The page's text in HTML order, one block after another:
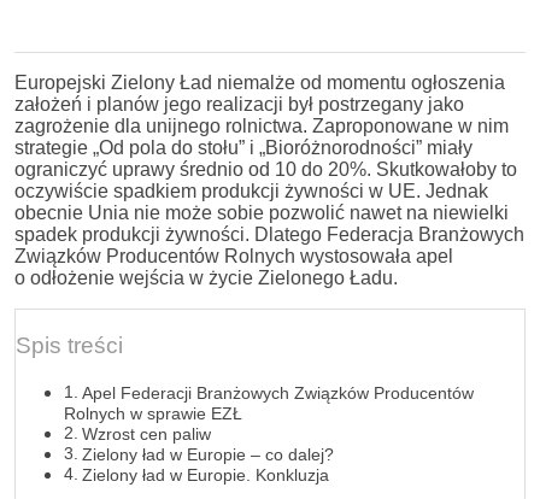
Europejski Zielony Ład niemalże od momentu ogłoszenia
założeń i planów jego realizacji był postrzegany jako
zagrożenie dla unijnego rolnictwa. Zaproponowane w nim
strategie „Od pola do stołu” i „Bioróżnorodności” miały
ograniczyć uprawy średnio od 10 do 20%. Skutkowałoby to
oczywiście spadkiem produkcji żywności w UE. Jednak
obecnie Unia nie może sobie pozwolić nawet na niewielki
spadek produkcji żywności. Dlatego Federacja Branżowych
Związków Producentów Rolnych wystosowała apel
o odłożenie wejścia w życie Zielonego Ładu.
Spis treści
Apel Federacji Branżowych Związków Producentów
Rolnych w sprawie EZŁ
Wzrost cen paliw
Zielony ład w Europie – co dalej?
Zielony ład w Europie. Konkluzja